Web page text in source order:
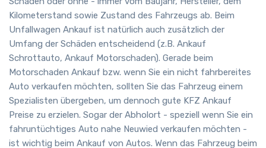
Kilometerstand sowie Zustand des Fahrzeugs ab. Beim
Unfallwagen Ankauf ist natürlich auch zusätzlich der
Umfang der Schäden entscheidend (z.B. Ankauf
Schrottauto, Ankauf Motorschaden). Gerade beim
Motorschaden Ankauf bzw. wenn Sie ein nicht fahrbereites
Auto verkaufen möchten, sollten Sie das Fahrzeug einem
Spezialisten übergeben, um dennoch gute KFZ Ankauf
Preise zu erzielen. Sogar der Abholort - speziell wenn Sie ein
fahruntüchtiges Auto nahe Neuwied verkaufen möchten -
ist wichtig beim Ankauf von Autos. Wenn das Fahrzeug beim